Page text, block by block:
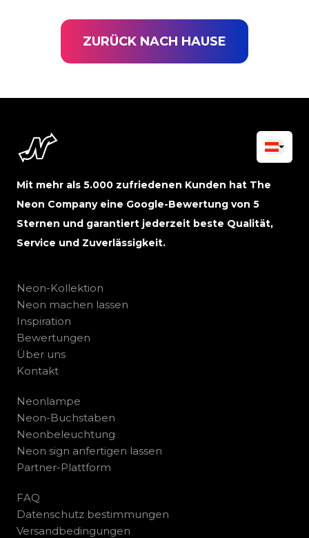
ZURÜCK NACH HAUSE
Mit mehr als 5.000 zufriedenen Kunden hat The
Neon Company eine Google-Bewertung von 5
Sternen und garantiert jederzeit beste Qualität,
Service und Zuverlässigkeit.
Neon-Kollektion
Neon machen lassen
Inspiration
Bewertungen
Über uns
Kontakt
Neonlampe
Neon-Buchstaben
Neonbeleuchtung
Neon sign anfertigen lassen
Partner-Plattform
FAQ
Datenschutz bestimmungen
Versandbedingungen